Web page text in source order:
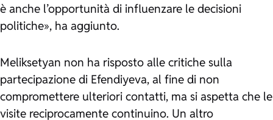
è anche l’opportunità di influenzare le decisioni
politiche», ha aggiunto.
Meliksetyan non ha risposto alle critiche sulla
partecipazione di Efendiyeva, al fine di non
compromettere ulteriori contatti, ma si aspetta che le
visite reciprocamente continuino. Un altro